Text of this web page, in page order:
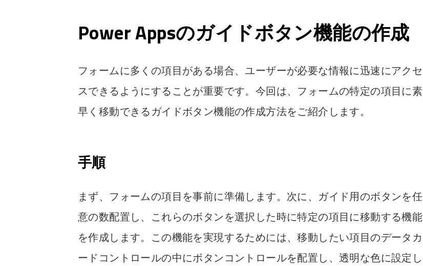
Power Appsのガイドボタン機能の作成
フォームに多くの項目がある場合、ユーザーが必要な情報に迅速にアクセ
スできるようにすることが重要です。今回は、フォームの特定の項目に素
早く移動できるガイドボタン機能の作成方法をご紹介します。
手順
まず、フォームの項目を事前に準備します。次に、ガイド用のボタンを任
意の数配置し、これらのボタンを選択した時に特定の項目に移動する機能
を作成します。この機能を実現するためには、移動したい項目のデータカ
ードコントロールの中にボタンコントロールを配置し、透明な色に設定し